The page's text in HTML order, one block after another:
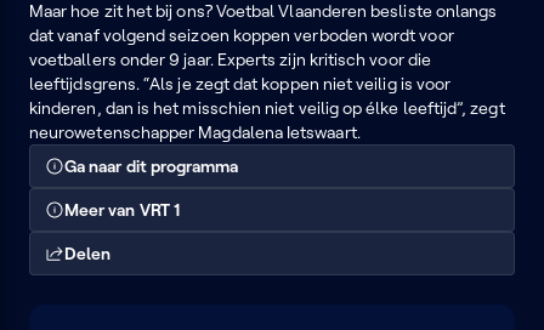
Maar hoe zit het bij ons? Voetbal Vlaanderen besliste onlangs
dat vanaf volgend seizoen koppen verboden wordt voor
voetballers onder 9 jaar. Experts zijn kritisch voor die
leeftijdsgrens. “Als je zegt dat koppen niet veilig is voor
kinderen, dan is het misschien niet veilig op élke leeftijd”, zegt
neurowetenschapper Magdalena Ietswaart.
Ga naar dit programma
Meer van VRT 1
Delen